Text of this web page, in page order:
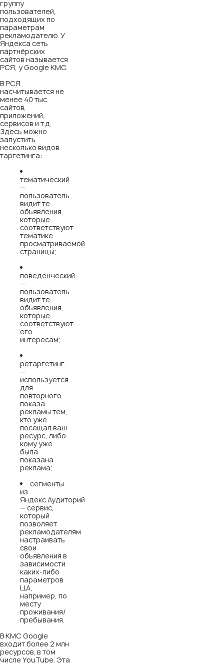
группу
пользователей,
подходящих по
параметрам
рекламодателю. У
Яндекса сеть
партнёрских
сайтов называется
РСЯ, у Google КМС.
В РСЯ
насчитывается не
менее 40 тыс.
сайтов,
приложений,
сервисов и т.д.
Здесь можно
запустить
несколько видов
таргетинга:
тематический
—
пользователь
видит те
объявления,
которые
соответствуют
тематике
просматриваемой
страницы;
поведенческий
—
пользователь
видит те
объявления,
которые
соответствуют
его
интересам;
ретаргетинг
—
используется
для
повторного
показа
рекламы тем,
кто уже
посещал ваш
ресурс, либо
кому уже
была
показана
реклама;
сегменты
из
Яндекс.Аудиторий
— сервис,
который
позволяет
рекламодателям
настраивать
свои
объявления в
зависимости
каких-либо
параметров
ЦА,
например, по
месту
проживания/
пребывания.
В КМС Google
входит более 2 млн
ресурсов, в том
числе YouTube. Эта